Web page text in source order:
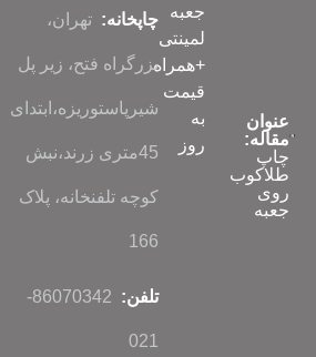
عنوان
مقاله:
چاپ
طلاکوب
روی
جعبه
جعبه
لمینتی
+همراه
قیمت
به
روز
چاپخانه: تهران،
بزرگراه فتح، زیر پل
شیرپاستوریزه،ابتدای
45متری زرند،نبش
کوچه تلفنخانه، پلاک
166
تلفن: 86070342-
021